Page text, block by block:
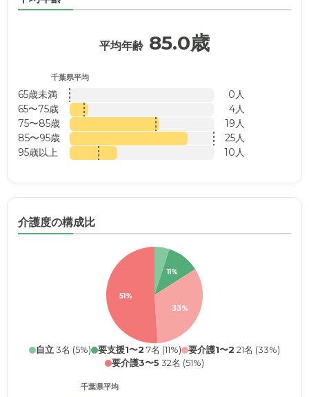
平均年齢 85.0歳
千葉県平均
65歳未満
0人
65〜75歳
4人
75〜85歳
19人
85〜95歳
25人
95歳以上
10人
介護度の構成比
11%
33%
51%
自立3名 (5%) 要支援1〜2 7名 (11%) 要介護1〜2 21名 (33%)
要介護3〜5 32名 (51%)
千葉県平均